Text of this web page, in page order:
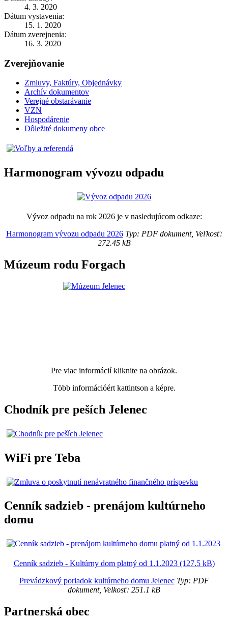
4. 3. 2020
Dátum vystavenia:
15. 1. 2020
Dátum zverejnenia:
16. 3. 2020
Zverejňovanie
Zmluvy, Faktúry, Objednávky
Archív dokumentov
Verejné obstarávanie
VZN
Hospodárenie
Dôležité dokumeny obce
Harmonogram vývozu odpadu
Vývoz odpadu na rok 2026 je v nasledujúcom odkaze:
Harmonogram vývozu odpadu 2026Typ: PDF dokument, Veľkosť:
272.45 kB
Múzeum rodu Forgach
Pre viac informácií kliknite na obrázok.
Több információért kattintson a képre.
Chodník pre peších Jelenec
WiFi pre Teba
Cenník sadzieb - prenájom kultúrneho
domu
Cenník sadzieb - Kultúrny dom platný od 1.1.2023 (127.5 kB)
Prevádzkový poriadok kultúrneho domu JelenecTyp: PDF
dokument, Velkosť: 251.1 kB
Partnerská obec